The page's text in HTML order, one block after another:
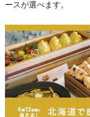
ースが選べます。